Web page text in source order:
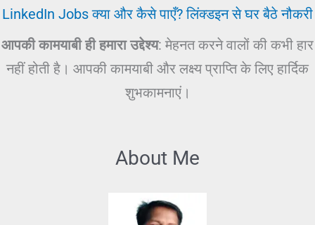
LinkedIn Jobs क्या और कैसे पाएँ? लिंक्डइन से घर बैठे नौकरी
आपकी कामयाबी ही हमारा उद्देश्य: मेहनत करने वालों की कभी हार
नहीं होती है। आपकी कामयाबी और लक्ष्य प्राप्ति के लिए हार्दिक
शुभकामनाएं।
About Me